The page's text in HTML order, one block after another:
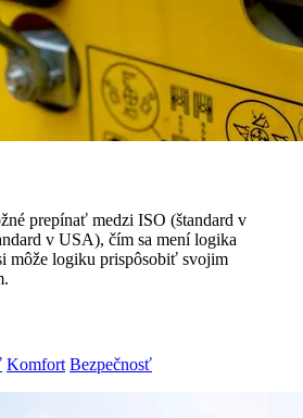
prepínať medzi ISO (štandard v
v USA), čím sa mení logika
môže logiku prispôsobiť svojim
Komfort Bezpečnosť